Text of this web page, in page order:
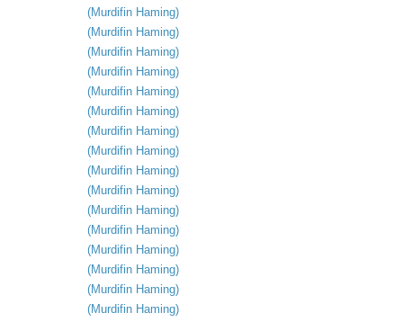
(Murdifin Haming)
(Murdifin Haming)
(Murdifin Haming)
(Murdifin Haming)
(Murdifin Haming)
(Murdifin Haming)
(Murdifin Haming)
(Murdifin Haming)
(Murdifin Haming)
(Murdifin Haming)
(Murdifin Haming)
(Murdifin Haming)
(Murdifin Haming)
(Murdifin Haming)
(Murdifin Haming)
(Murdifin Haming)